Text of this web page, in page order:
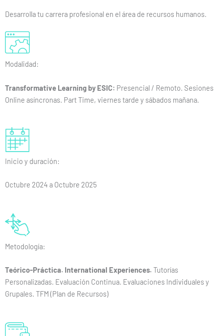
Desarrolla tu carrera profesional en el área de recursos humanos.
Modalidad:
Transformative Learning by ESIC: Presencial / Remoto. Sesiones
Online asíncronas. Part Time, viernes tarde y sábados mañana.
Inicio y duración:
Octubre 2024 a Octubre 2025
Metodología:
Teórico-Práctica. International Experiences. Tutorías
Personalizadas. Evaluación Continua. Evaluaciones Individuales y
Grupales. TFM (Plan de Recursos)